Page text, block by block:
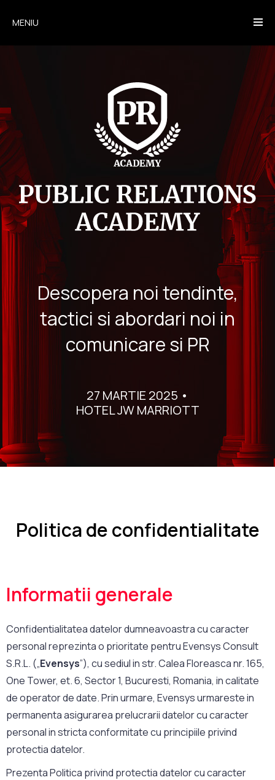
MENIU
Descopera noi tendinte,
tactici si abordari noi in
comunicare si PR
27 MARTIE 2025 •
HOTEL JW MARRIOTT
Politica de confidentialitate
Informatii generale
Confidentialitatea datelor dumneavoastra cu caracter
personal reprezinta o prioritate pentru Evensys Consult
S.R.L. („Evensys”), cu sediul in str. Calea Floreasca nr. 165,
One Tower, et. 6, Sector 1, Bucuresti, Romania, in calitate
de operator de date. Prin urmare, Evensys urmareste in
permanenta asigurarea prelucrarii datelor cu caracter
personal in stricta conformitate cu principiile privind
protectia datelor.
Prezenta Politica privind protectia datelor cu caracter